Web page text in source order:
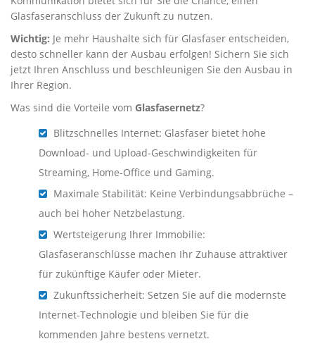
Glasfaseranschluss der Zukunft zu nutzen.
Wichtig: Je mehr Haushalte sich für Glasfaser entscheiden,
desto schneller kann der Ausbau erfolgen! Sichern Sie sich
jetzt Ihren Anschluss und beschleunigen Sie den Ausbau in
Ihrer Region.
Was sind die Vorteile vom Glasfasernetz?
Blitzschnelles Internet: Glasfaser bietet hohe
Download- und Upload-Geschwindigkeiten für
Streaming, Home-Office und Gaming.
Maximale Stabilität: Keine Verbindungsabbrüche –
auch bei hoher Netzbelastung.
Wertsteigerung Ihrer Immobilie:
Glasfaseranschlüsse machen Ihr Zuhause attraktiver
für zukünftige Käufer oder Mieter.
Zukunftssicherheit: Setzen Sie auf die modernste
Internet-Technologie und bleiben Sie für die
kommenden Jahre bestens vernetzt.